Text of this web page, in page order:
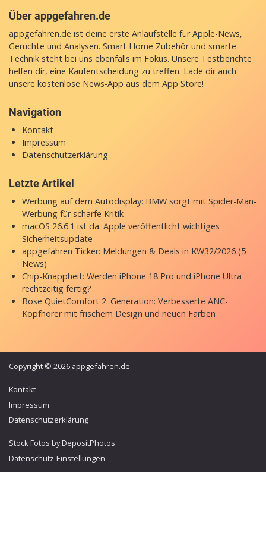
Über appgefahren.de
appgefahren.de ist deine erste Anlaufstelle für Apple-News,
Gerüchte und Analysen. Smart Home Zubehör und smarte
Technik steht bei uns ebenfalls im Fokus. Unsere Testberichte
helfen dir, eine Kaufentscheidung zu treffen. Lade dir auch
unsere kostenlose News-App aus dem App Store!
Navigation
Kontakt
Impressum
Datenschutzerklärung
Letzte Artikel
Werbung auf dem Autodisplay: BMW sorgt mit Spider-Man-
Werbung für scharfe Kritik
macOS 26.6.1 ist da: Apple veröffentlicht wichtiges
Sicherheitsupdate
appgefahren Ticker: Meldungen & Deals in KW32/2026 (5
News)
Chip-Knappheit: Werden iPhone 18 Pro und iPhone Ultra
rechtzeitig fertig?
Bose QuietComfort 2. Generation: Verbesserte ANC-
Kopfhörer mit frischem Design und neuen Farben
Copyright © 2026 appgefahren.de
Kontakt
Impressum
Datenschutzerklärung
Stock Fotos by DepositPhotos
Datenschutz-Einstellungen